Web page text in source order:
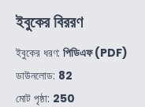
ইবুকের বিররণ
ইবুকের ধরণ: পিডিএফ (PDF)
ডাউনলোড: 82
মোট পৃষ্ঠা: 250